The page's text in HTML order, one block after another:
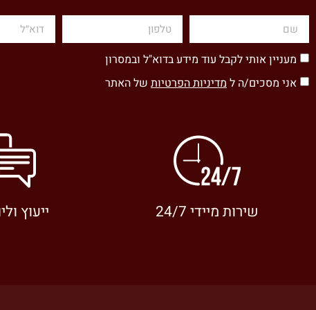
מעניין אותי לקבל עוד מידע בדוא"ל ובמסרון
אני מסכים/ה ל מדיניות הפרטיות של האתר
שירות מיידי 24/7 ייעוץ